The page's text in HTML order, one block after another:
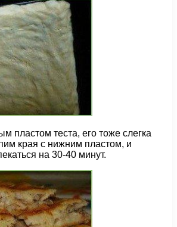
пластом теста, его тоже слегка
края с нижним пластом, и
на 30-40 минут.